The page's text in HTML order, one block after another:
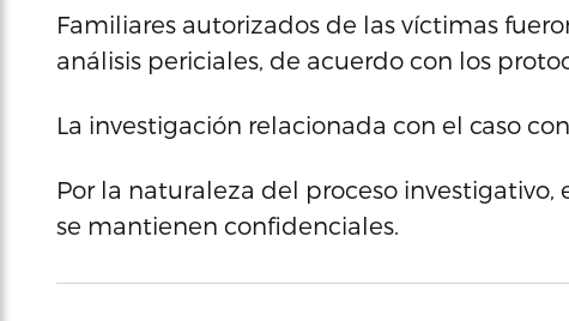
Familiares autorizados de las víctimas
análisis periciales, de acuerdo con los
La investigación relacionada con el caso
Por la naturaleza del proceso
se mantienen confidenciales.